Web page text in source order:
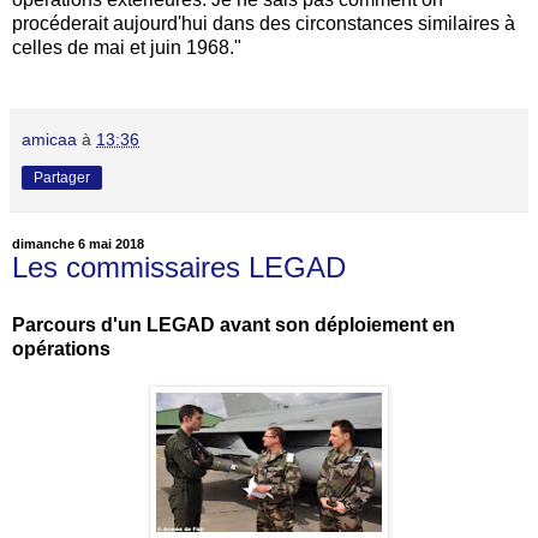
procéderait aujourd'hui dans des circonstances similaires à
celles de mai et juin 1968."
amicaa à 13:36
Partager
dimanche 6 mai 2018
Les commissaires LEGAD
Parcours d'un LEGAD avant son déploiement en
opérations